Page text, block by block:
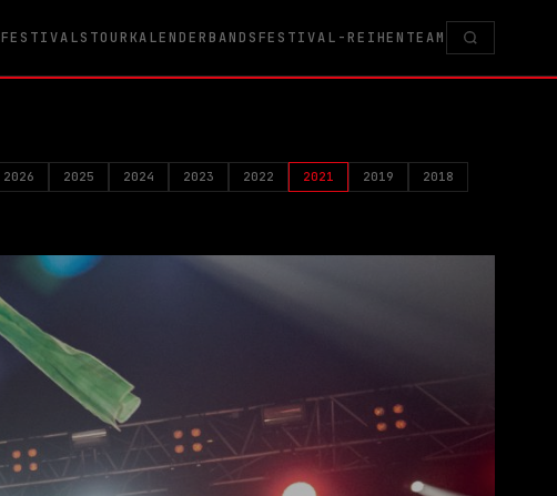
FESTIVALS TOURKALENDERBANDSFESTIVAL-REIHEN TEAM
2026 2025 2024 2023 2022 2021 2019 2018